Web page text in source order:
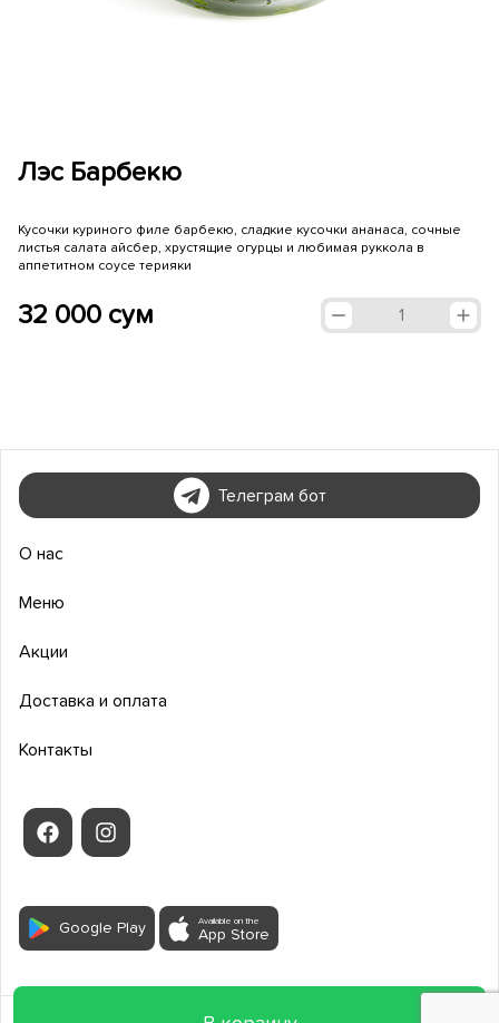
Лэс Барбекю
Кусочки куриного филе барбекю, сладкие кусочки ананаса, сочные
листья салата айсбер, хрустящие огурцы и любимая руккола в
аппетитном соусе терияки
32 000 сум 1
Телеграм бот
О нас
Меню
Акции
Доставка и оплата
Контакты
Google Play Available on the
App Store